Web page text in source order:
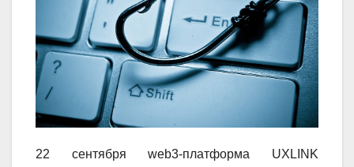
22 сентября web3-платформа UXLINK